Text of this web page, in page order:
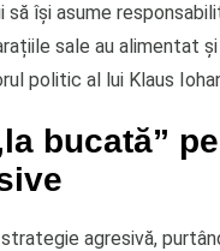
să își asume
sale au alimentat
politic al lui Klaus
bucată”
agresivă,